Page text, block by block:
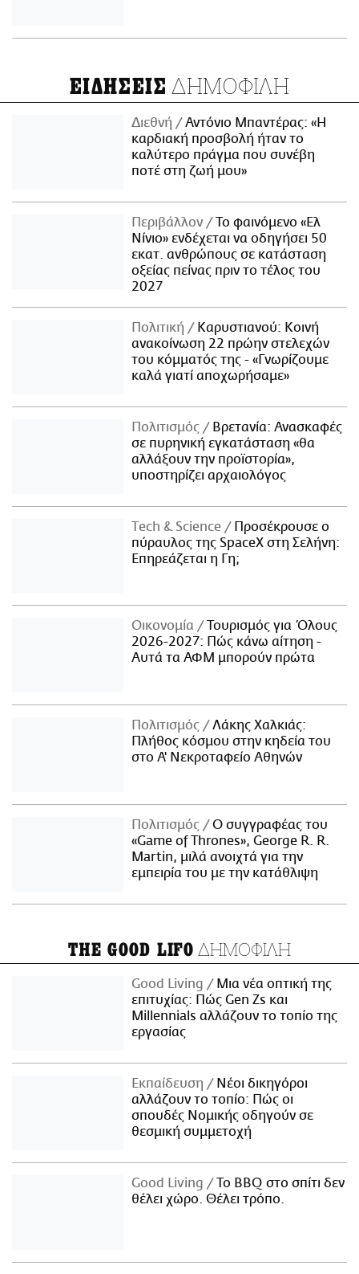
ΕΙΔΗΣΕΙΣ ΔΗΜΟΦΙΛΗ
Διεθνή
Αντόνιο Μπαντέρας: «Η
καρδιακή προσβολή ήταν το
καλύτερο πράγμα που συνέβη
ποτέ στη ζωή μου»
Περιβάλλον
Το φαινόμενο «Ελ
Νίνιο» ενδέχεται να οδηγήσει 50
εκατ. ανθρώπους σε κατάσταση
οξείας πείνας πριν το τέλος του
2027
Πολιτική
Καρυστιανού: Κοινή
ανακοίνωση 22 πρώην στελεχών
του κόμματός της - «Γνωρίζουμε
καλά γιατί αποχωρήσαμε»
Πολιτισμός
Βρετανία: Ανασκαφές
σε πυρηνική εγκατάσταση «θα
αλλάξουν την προϊστορία»,
υποστηρίζει αρχαιολόγος
Τech & Science
Προσέκρουσε ο
πύραυλος της SpaceX στη Σελήνη:
Επηρεάζεται η Γη;
Οικονομία
Τουρισμός για Όλους
2026-2027: Πώς κάνω αίτηση -
Αυτά τα ΑΦΜ μπορούν πρώτα
Πολιτισμός
Λάκης Χαλκιάς:
Πλήθος κόσμου στην κηδεία του
στο Α' Νεκροταφείο Αθηνών
Πολιτισμός
Ο συγγραφέας του
«Game of Thrones», George R. R.
Martin, μιλά ανοιχτά για την
εμπειρία του με την κατάθλιψη
THE GOOD LIFO ΔΗΜΟΦΙΛΗ
Good Living
Μια νέα οπτική της
επιτυχίας: Πώς Gen Zs και
Millennials αλλάζουν το τοπίο της
εργασίας
Εκπαίδευση
Νέοι δικηγόροι
αλλάζουν το τοπίο: Πώς οι
σπουδές Νομικής οδηγούν σε
θεσμική συμμετοχή
Good Living
Το BBQ στο σπίτι δεν
θέλει χώρο. Θέλει τρόπο.